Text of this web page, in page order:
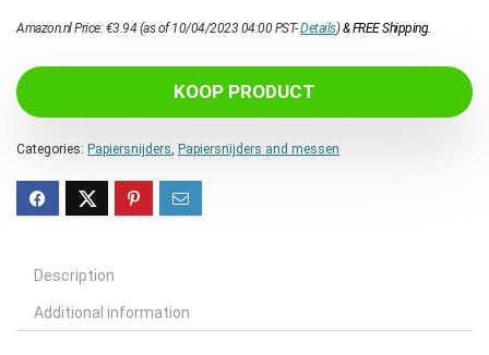
Amazon.nl Price:€3.94 (as of 10/04/2023 04:00 PST-Details)&FREE Shipping.
KOOP PRODUCT
Categories: Papiersnijders, Papiersnijders and messen
Description
Additional information